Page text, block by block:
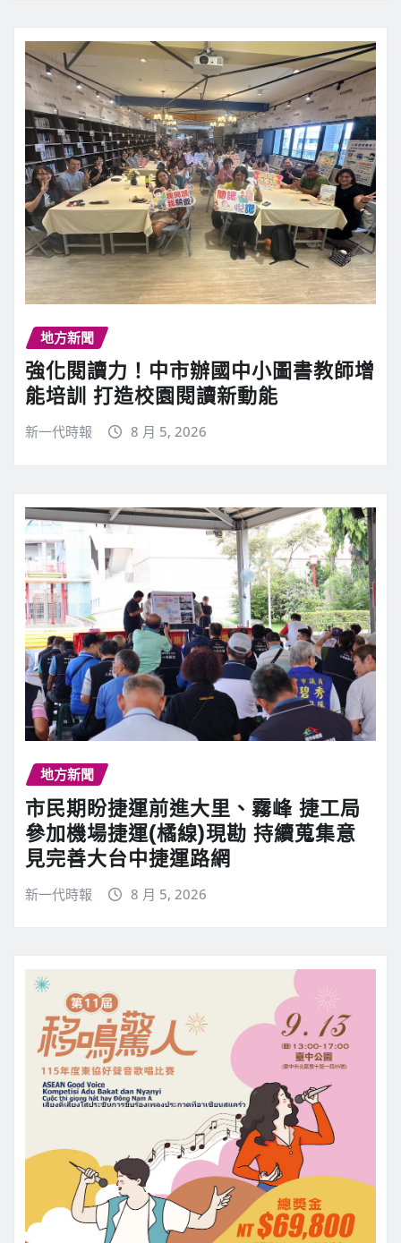
地方新聞
強化閱讀力！中市辦國中小圖書教師增
能培訓 打造校園閱讀新動能
新一代時報 8 月 5, 2026
地方新聞
市民期盼捷運前進大里、霧峰 捷工局
參加機場捷運(橘線)現勘 持續蒐集意
見完善大台中捷運路網
新一代時報 8 月 5, 2026